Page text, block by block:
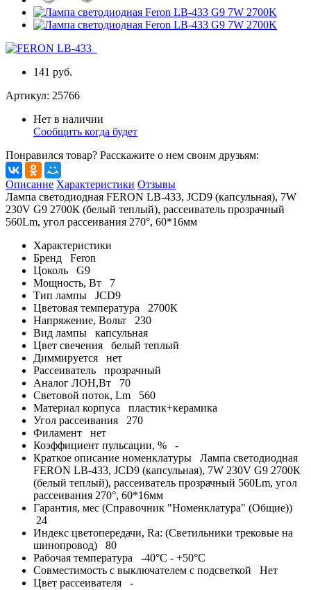
141 руб.
Артикул: 25766
Нет в наличии
Сообщить когда будет
Понравился товар? Расскажите о нем своим друзьям:
Описание Характеристики Отзывы
Лампа светодиодная FERON LB-433, JCD9 (капсульная), 7W
230V G9 2700К (белый теплый), рассеиватель прозрачный
560Lm, угол рассеивания 270°, 60*16мм
Характеристики
Бренд
Feron
Цоколь
G9
Мощность, Вт
7
Тип лампы
JCD9
Цветовая температура
2700К
Напряжение, Вольт
230
Вид лампы
капсульная
Цвет свечения
белый теплый
Диммируется
нет
Рассеиватель
прозрачный
Аналог ЛОН,Вт
70
Световой поток, Lm
560
Материал корпуса
пластик+керамика
Угол рассеивания
270
Филамент
нет
Коэффициент пульсации, %
-
Краткое описание номенклатуры
Лампа светодиодная
FERON LB-433, JCD9 (капсульная), 7W 230V G9 2700К
(белый теплый), рассеиватель прозрачный 560Lm, угол
рассеивания 270°, 60*16мм
Гарантия, мес (Справочник "Номенклатура" (Общие))
24
Индекс цветопередачи, Ra: (Светильники трековые на
шинопровод)
80
Рабочая температура
-40°C - +50°C
Совместимость с выключателем с подсветкой
Нет
Цвет рассеивателя
-